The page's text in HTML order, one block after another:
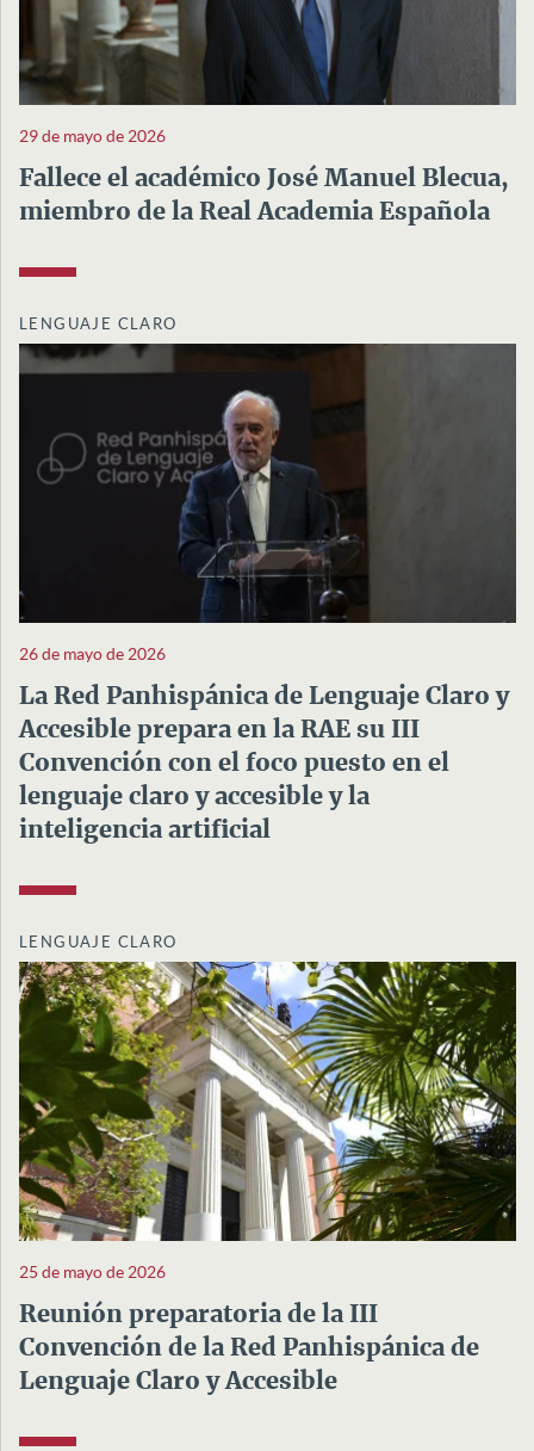
29 de mayo de 2026
Fallece el académico José Manuel Blecua,
miembro de la Real Academia Española
LENGUAJE CLARO
26 de mayo de 2026
La Red Panhispánica de Lenguaje Claro y
Accesible prepara en la RAE su III
Convención con el foco puesto en el
lenguaje claro y accesible y la
inteligencia artificial
LENGUAJE CLARO
25 de mayo de 2026
Reunión preparatoria de la III
Convención de la Red Panhispánica de
Lenguaje Claro y Accesible